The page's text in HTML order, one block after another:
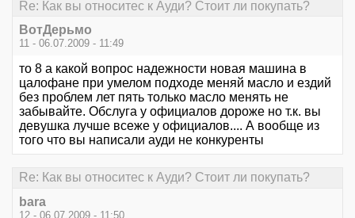
Re: Как вы относитес к Ауди? Стоит ли покупать?
ВотДерьмо
11 - 06.07.2009 - 11:49
то 8 а какой вопрос надежности новая машина в
цалофане при умелом подходе меняй масло и ездий
без проблем лет пять только масло менять не
забывайте. Обслуга у официалов дороже но т.к. вы
девушка лучше всеже у официалов.... А вообще из
того что вы написали ауди не конкуренты
Re: Как вы относитес к Ауди? Стоит ли покупать?
bara
12 - 06.07.2009 - 11:50